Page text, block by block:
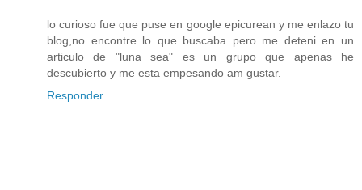
lo curioso fue que puse en google epicurean y me enlazo tu
blog,no encontre lo que buscaba pero me deteni en un
articulo de "luna sea" es un grupo que apenas he
descubierto y me esta empesando am gustar.
Responder